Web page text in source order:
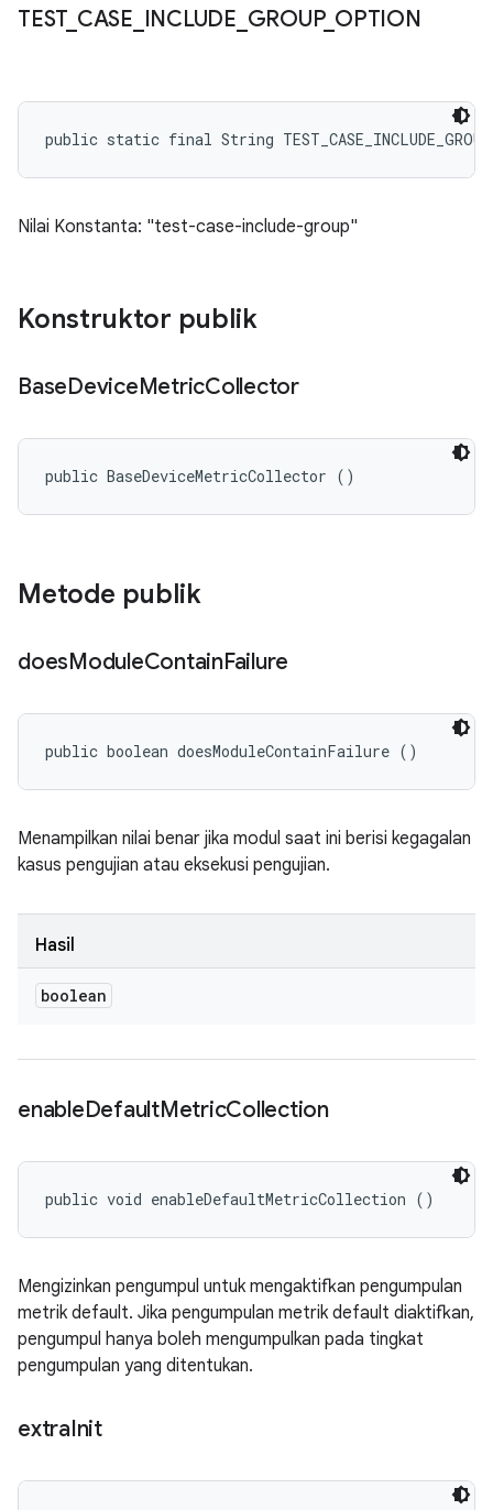
TEST_ CASE INCLUDE GROUP_ OPTION
public static final String
Nilai Konstanta: "test-case-include-group"
Konstruktor publik
BaseDeviceMetricCollector
public BaseDeviceMetricCollector ()
Metode publik
doesModuleContainFailure
public boolean doesModuleContainFailure ()
Menampilkan nilai benar jika modul saat ini berisi kegagalan
kasus pengujian atau eksekusi pengujian.
Hasil
boolean
enableDefaultMetricCollection
public void enableDefaultMetricCollection ()
Mengizinkan pengumpul untuk mengaktifkan pengumpulan
metrik default. Jika pengumpulan metrik default diaktifkan,
pengumpul hanya boleh mengumpulkan pada tingkat
pengumpulan yang ditentukan.
extraInit